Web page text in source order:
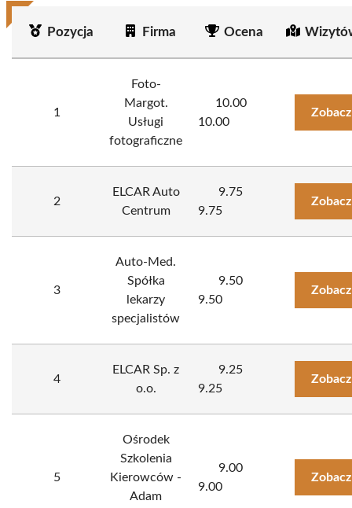
Pozycja Firma Ocena
1
Foto-
Margot.
Usługi
fotograficzne
10.00
10.00
2
ELCAR Auto
Centrum
9.75
9.75
3
Auto-Med.
Spółka
lekarzy
specjalistów
9.50
9.50
4
ELCAR Sp. z
o.o.
9.25
9.25
5
Ośrodek
Szkolenia
Kierowców -
Adam
9.00
9.00